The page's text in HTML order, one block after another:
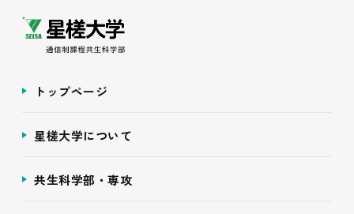
トップページ
星槎大学について
共生科学部・専攻